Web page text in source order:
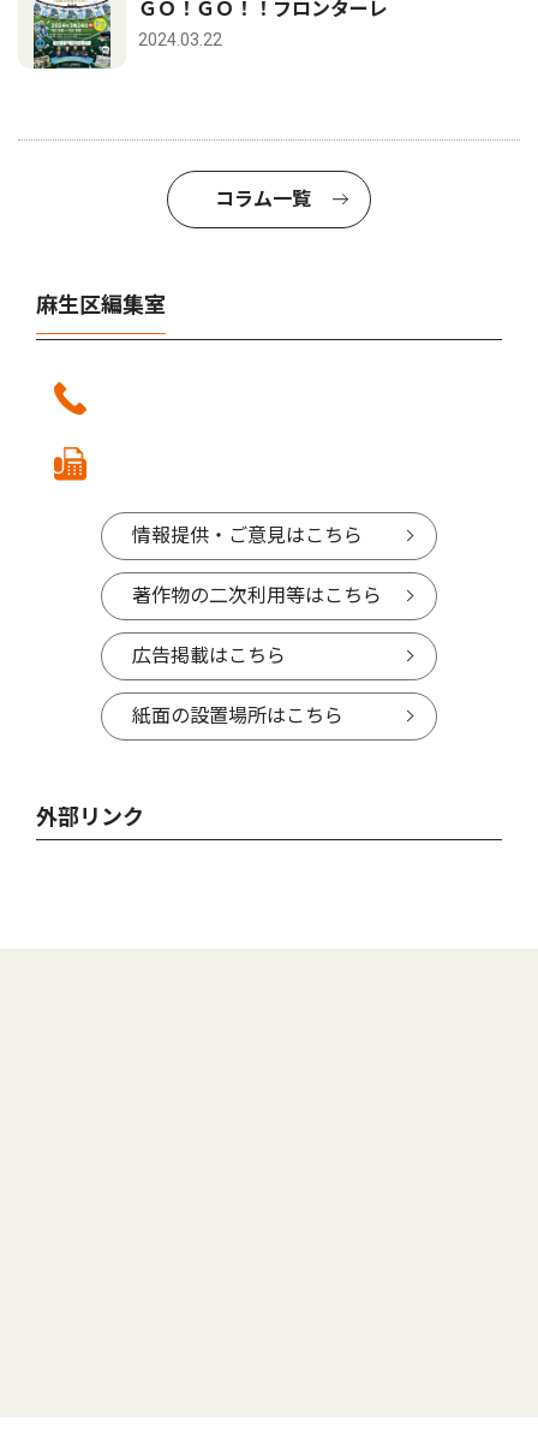
ＧＯ！ＧＯ！！フロンターレ
2024.03.22
コラム一覧
麻生区編集室
情報提供・ご意見はこちら
著作物の二次利用等はこちら
広告掲載はこちら
紙面の設置場所はこちら
外部リンク